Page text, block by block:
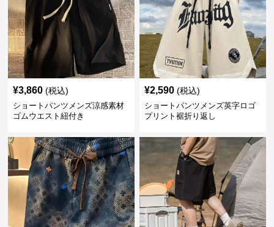
¥3,860 (税込)
ショートパンツメンズ涼感素材
ゴムウエスト紐付き
¥2,590 (税込)
ショートパンツメンズ英字ロゴ
プリント裾折り返し